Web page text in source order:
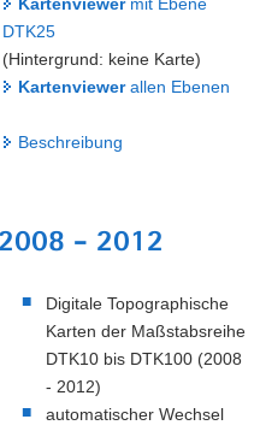
DTK25
(Hintergrund: keine Karte)
Kartenviewerallen Ebenen
Beschreibung
2008 - 2012
Digitale Topographische
Karten der Maßstabsreihe
DTK10 bis DTK100 (2008
- 2012)
automatischer Wechsel